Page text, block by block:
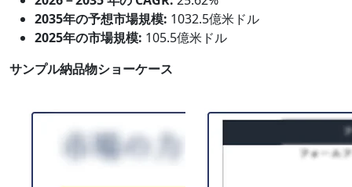
2035年の予想市場規模: 1032.5億米ドル
2025年の市場規模: 105.5億米ドル
サンプル納品物ショーケース